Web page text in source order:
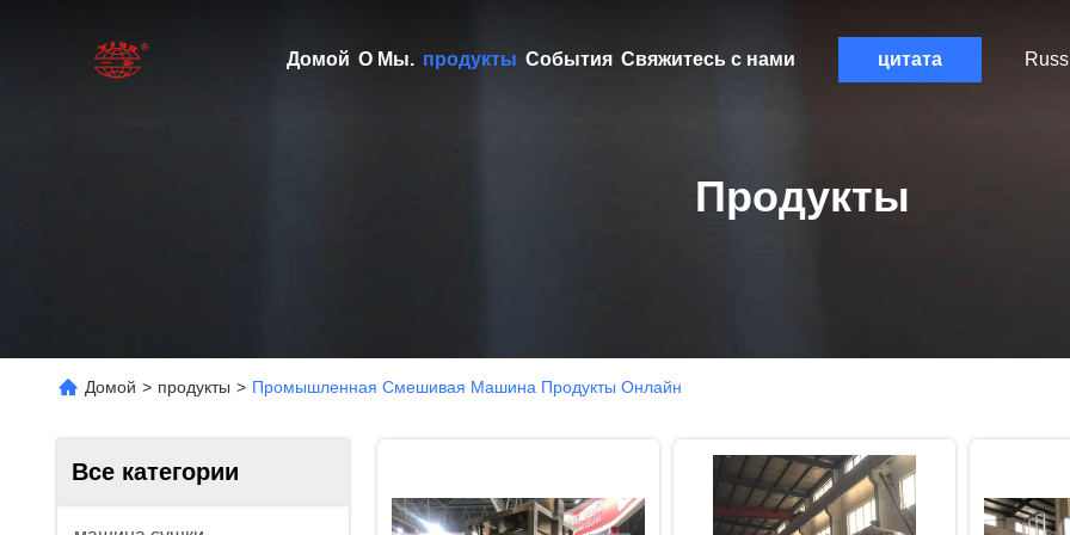
Домой О Мы. продукты События Свяжитесь с нами цитата
Продукты
Домой > продукты > Промышленная Смешивая Машина Продукты Онлайн
Все категории